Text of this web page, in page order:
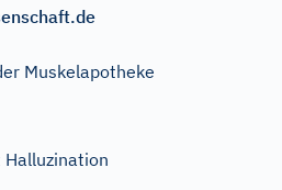
Muskelapotheke